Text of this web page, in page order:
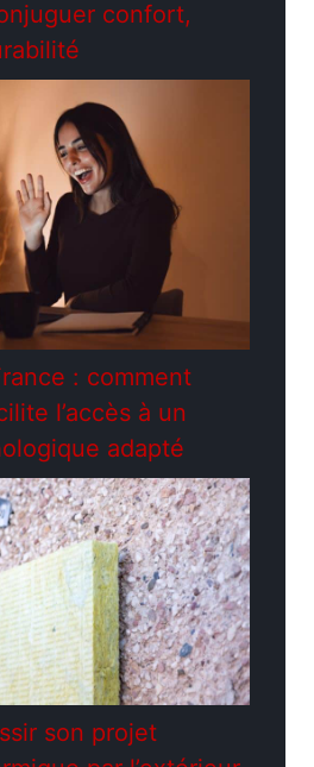
confort,
: comment
l’accès à un
adapté
son projet